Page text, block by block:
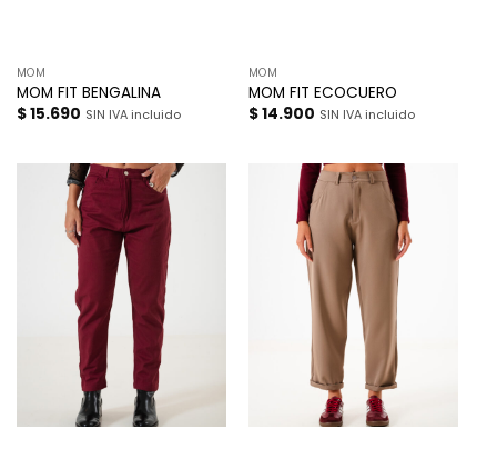
MOM
MOM FIT BENGALINA
$15.690 SIN IVA incluido
MOM
MOM FIT ECOCUERO
$14.900 SIN IVA incluido